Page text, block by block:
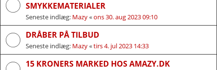
SMYKKEMATERIALER
Seneste indlæg: Mazy«ons 30. aug 2023 09:10
DRÅBER PÅ TILBUD
Seneste indlæg: Mazy«tirs 4. jul 2023 14:33
15 KRONERS MARKED HOS AMAZY.DK